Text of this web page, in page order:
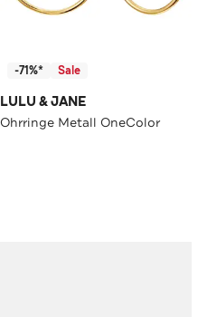
-71%* Sale
LULU & JANE
Ohrringe Metall OneColor